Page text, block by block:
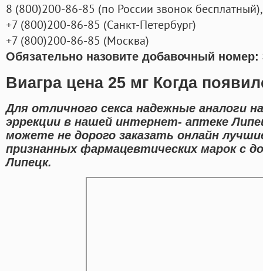
8 (800)200-86-85 (по России звонок бесплатный),
+7 (800)200-86-85 (Санкт-Петербург)
+7 (800)200-86-85 (Москва)
Обязательно назовите добавочный номер:
Виагра цена 25 мг Когда
Для отличного секса надежные аналоги
эррекции в нашей интернет- аптеке
можете не дорого заказать онлайн
признанных фармацевтических марок с
Липецк.